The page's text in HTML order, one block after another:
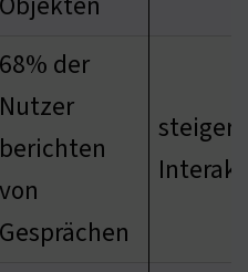
68% der
Nutzer
berichten
von
Gesprächen